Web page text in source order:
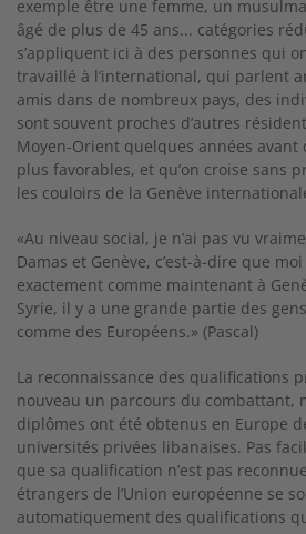
exemple être une femme, un
âgé de plus de 45 ans... catégories
s’appliquent ici à des personnes qui
travaillé à l’international, qui parlent
amis dans de nombreux pays, des
sont souvent proches d’autres
Moyen-Orient quelques années avant
plus favorables, et qu’on croise sans
les couloirs de la Genève
«Au niveau social, je n’ai pas vu
Damas et Genève, c’est-à-dire que moi
exactement comme maintenant à
Syrie, il y a une grande partie des
comme des Européens.» (Pascal)
La reconnaissance des qualifications
nouveau un parcours du combattant,
diplômes ont été obtenus en Europe
universités privées libanaises. Pas
que sa qualification n’est pas
étrangers de l’Union européenne se
automatiquement des qualifications